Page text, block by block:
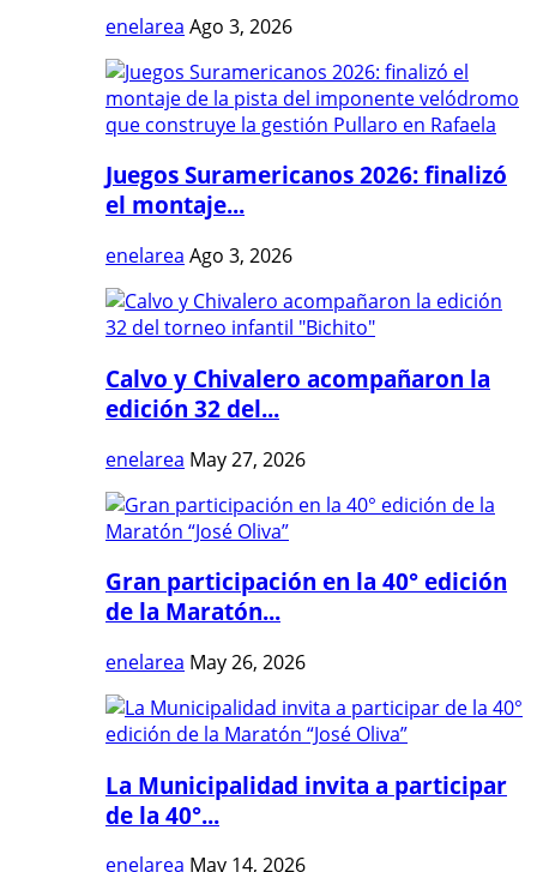
enelarea Ago 3, 2026
Juegos Suramericanos 2026: finalizó
el montaje...
enelarea Ago 3, 2026
Calvo y Chivalero acompañaron la
edición 32 del...
enelarea May 27, 2026
Gran participación en la 40° edición
de la Maratón...
enelarea May 26, 2026
La Municipalidad invita a participar
de la 40°...
enelarea May 14, 2026